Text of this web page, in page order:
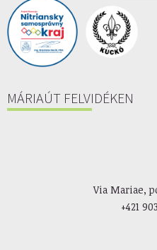
MÁRIAÚT FELVIDÉKEN
Via Mariae,
+421